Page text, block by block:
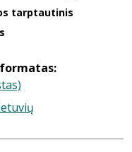
tarptautinis